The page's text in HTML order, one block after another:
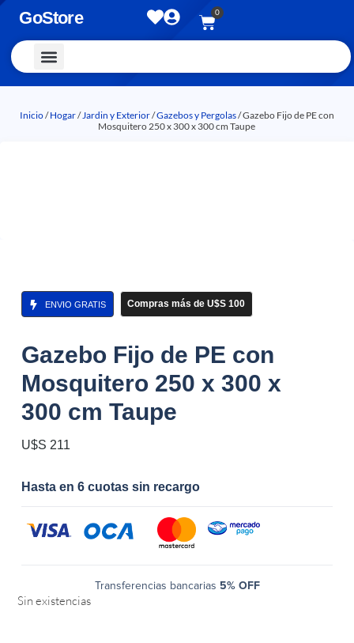
GoStore 0
Inicio/Hogar/Jardin y Exterior/Gazebos y Pergolas/ Gazebo Fijo de PE con
Mosquitero 250 x 300 x 300 cm Taupe
ENVIO GRATIS Compras más de U$S 100
Gazebo Fijo de PE con
Mosquitero 250 x 300 x
300 cm Taupe
U$S 211
Hasta en 6 cuotas sin recargo
Transferencias bancarias 5% OFF
Sin existencias